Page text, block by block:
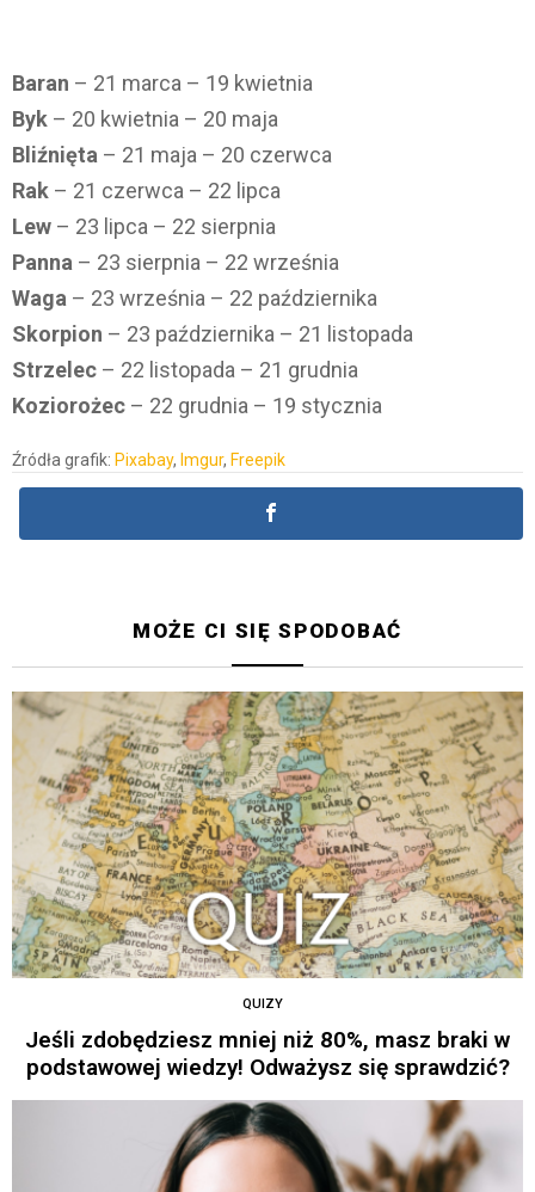
Baran – 21 marca – 19 kwietnia
Byk – 20 kwietnia – 20 maja
Bliźnięta – 21 maja – 20 czerwca
Rak – 21 czerwca – 22 lipca
Lew – 23 lipca – 22 sierpnia
Panna – 23 sierpnia – 22 września
Waga – 23 września – 22 października
Skorpion – 23 października – 21 listopada
Strzelec – 22 listopada – 21 grudnia
Koziorożec – 22 grudnia – 19 stycznia
Źródła grafik: Pixabay, Imgur, Freepik
MOŻE CI SIĘ SPODOBAĆ
QUIZY
Jeśli zdobędziesz mniej niż 80%, masz braki w
podstawowej wiedzy! Odważysz się sprawdzić?